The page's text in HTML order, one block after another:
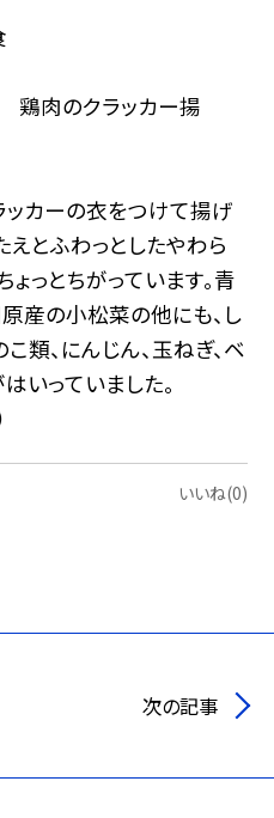
のクラッカー揚
カーの衣をつけて揚げ
えとふわっとしたやわら
っとちがっています。青
産の小松菜の他にも、し
類、にんじん、玉ねぎ、ベ
はいっていました。
いいね(0)
次の記事